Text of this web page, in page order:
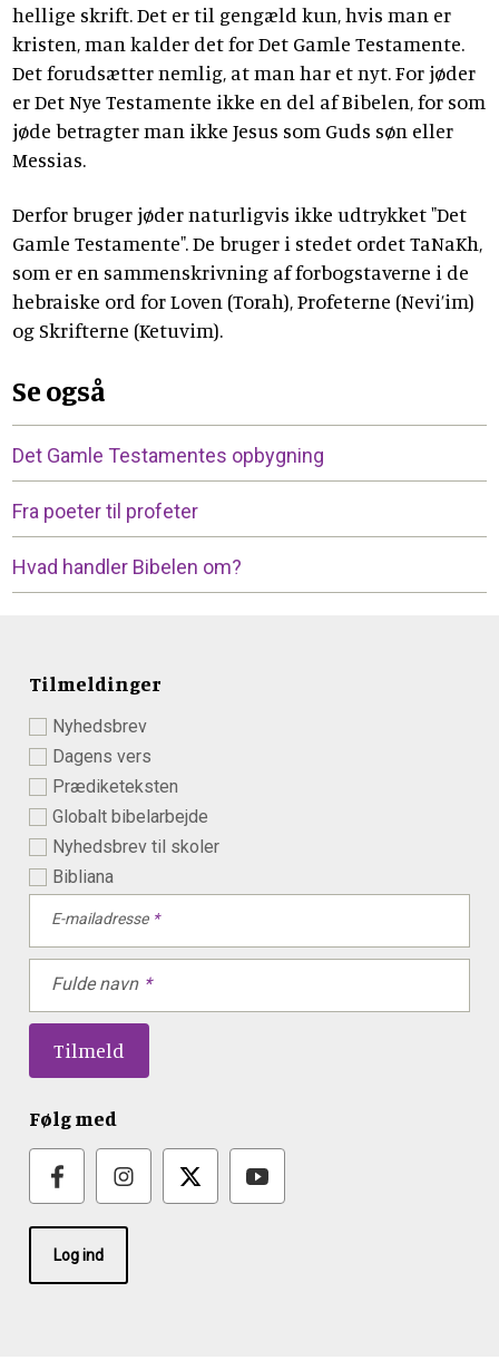
hellige skrift. Det er til gengæld kun, hvis man er
kristen, man kalder det for Det Gamle Testamente.
Det forudsætter nemlig, at man har et nyt. For jøder
er Det Nye Testamente ikke en del af Bibelen, for som
jøde betragter man ikke Jesus som Guds søn eller
Messias.
Derfor bruger jøder naturligvis ikke udtrykket "Det
Gamle Testamente". De bruger i stedet ordet TaNaKh,
som er en sammenskrivning af forbogstaverne i de
hebraiske ord for Loven (Torah), Profeterne (Nevi’im)
og Skrifterne (Ketuvim).
Se også
Det Gamle Testamentes opbygning
Fra poeter til profeter
Hvad handler Bibelen om?
Tilmeldinger
Nyhedsbrev
Dagens vers
Prædiketeksten
Globalt bibelarbejde
Nyhedsbrev til skoler
Bibliana
E-mailadresse
Fulde navn
Følg med
Log ind